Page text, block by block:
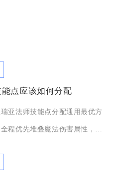
点应该如何分配
亚法师技能点分配通用最优方
程优先堆叠魔法伤害属性，其